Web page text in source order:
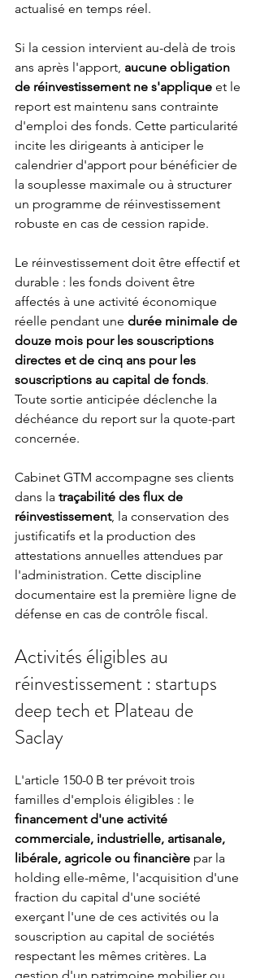
actualisé en temps réel.
Si la cession intervient au-delà de trois
ans après l'apport, aucune obligation
de réinvestissement ne s'applique et le
report est maintenu sans contrainte
d'emploi des fonds. Cette particularité
incite les dirigeants à anticiper le
calendrier d'apport pour bénéficier de
la souplesse maximale ou à structurer
un programme de réinvestissement
robuste en cas de cession rapide.
Le réinvestissement doit être effectif et
durable : les fonds doivent être
affectés à une activité économique
réelle pendant une durée minimale de
douze mois pour les souscriptions
directes et de cinq ans pour les
souscriptions au capital de fonds.
Toute sortie anticipée déclenche la
déchéance du report sur la quote-part
concernée.
Cabinet GTM accompagne ses clients
dans la traçabilité des flux de
réinvestissement, la conservation des
justificatifs et la production des
attestations annuelles attendues par
l'administration. Cette discipline
documentaire est la première ligne de
défense en cas de contrôle fiscal.
Activités éligibles au
réinvestissement : startups
deep tech et Plateau de
Saclay
L'article 150-0 B ter prévoit trois
familles d'emplois éligibles : le
financement d'une activité
commerciale, industrielle, artisanale,
libérale, agricole ou financière par la
holding elle-même, l'acquisition d'une
fraction du capital d'une société
exerçant l'une de ces activités ou la
souscription au capital de sociétés
respectant les mêmes critères. La